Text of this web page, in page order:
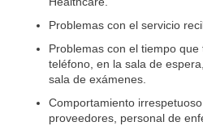
Problemas con el servicio
Problemas con el tiempo
teléfono, en la sala de
sala de exámenes.
Comportamiento
proveedores, personal de